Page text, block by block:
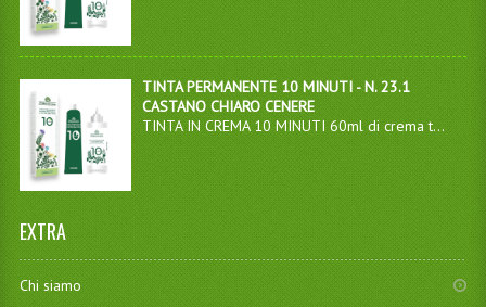
TINTA PERMANENTE 10 MINUTI - N. 23.1
CASTANO CHIARO CENERE
TINTA IN CREMA 10 MINUTI 60ml di crema t...
EXTRA
Chi siamo